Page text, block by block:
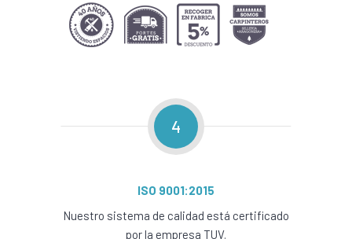
4
ISO 9001:2015
Nuestro sistema de calidad está certificado
por la empresa TUV.